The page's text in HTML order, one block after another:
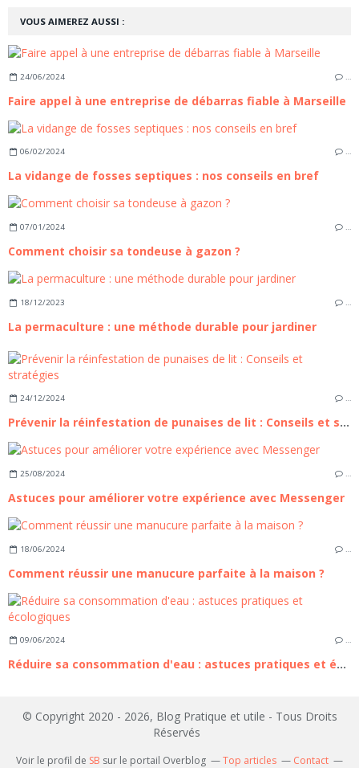
VOUS AIMEREZ AUSSI :
24/06/2024 …
Faire appel à une entreprise de débarras fiable à Marseille
06/02/2024 …
La vidange de fosses septiques : nos conseils en bref
07/01/2024 …
Comment choisir sa tondeuse à gazon ?
18/12/2023 …
La permaculture : une méthode durable pour jardiner
24/12/2024 …
Prévenir la réinfestation de punaises de lit : Conseils et stratégies
25/08/2024 …
Astuces pour améliorer votre expérience avec Messenger
18/06/2024
Comment réussir une manucure parfaite à la maison ?
09/06/2024 …
Réduire sa consommation d'eau : astuces pratiques et écologiques
© Copyright 2020 - 2026, Blog Pratique et utile - Tous Droits
Réservés
Voir le profil de SB sur le portail Overblog Top articles Contact